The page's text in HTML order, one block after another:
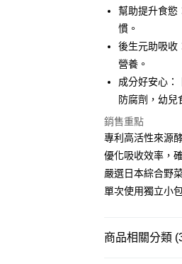
街口支付
悠遊付
Google Pay
全盈+PAY
大哥付你分期
相關說明
【大哥付你分期使
1.本服務由台灣大
2.付款方式選擇「
流程，驗證手機門
4.訂單成立30分鐘
AFTEE先享後付
相關說明
１．簡單：不需註
幫助提升食慾
慣。
後生元助吸收
營養。
成分好安心：
防腐劑，幼兒
銷售重點
專利高活性來源
優化吸收效率，
嚴選日本綜合野
單次使用獨立小
商品相關分類